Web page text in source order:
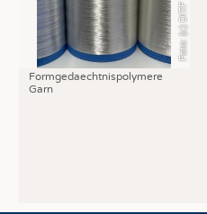
Foto: (c) DITF
Formgedaechtnispolymere
Garn